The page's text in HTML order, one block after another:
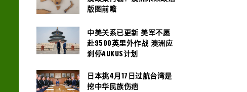
版图前瞻
中美关系已更新 美军不愿
赴9500英里外作战 澳洲应
刹停AUKUS计划
日本挑4月17日过航台湾是
挖中华民族伤疤